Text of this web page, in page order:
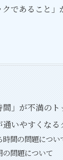
であること
間」が不満の
通いやすくな
時間の問題につい
の問題について